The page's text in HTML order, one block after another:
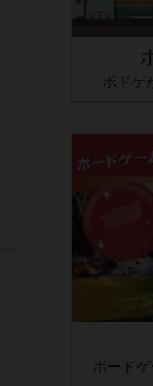
ボドゲ
ボード